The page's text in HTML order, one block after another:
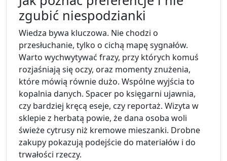
zgubić niespodzianki
Wiedza bywa kluczowa. Nie chodzi o
przesłuchanie, tylko o cichą mapę sygnałów.
Warto wychwytywać frazy, przy których komuś
rozjaśniają się oczy, oraz momenty znużenia,
które mówią równie dużo. Wspólne wyjścia to
kopalnia danych. Spacer po księgarni ujawnia,
czy bardziej kręcą eseje, czy reportaż. Wizyta w
sklepie z herbatą powie, że dana osoba woli
świeże cytrusy niż kremowe mieszanki. Drobne
zakupy pokazują podejście do materiałów i do
trwałości rzeczy.